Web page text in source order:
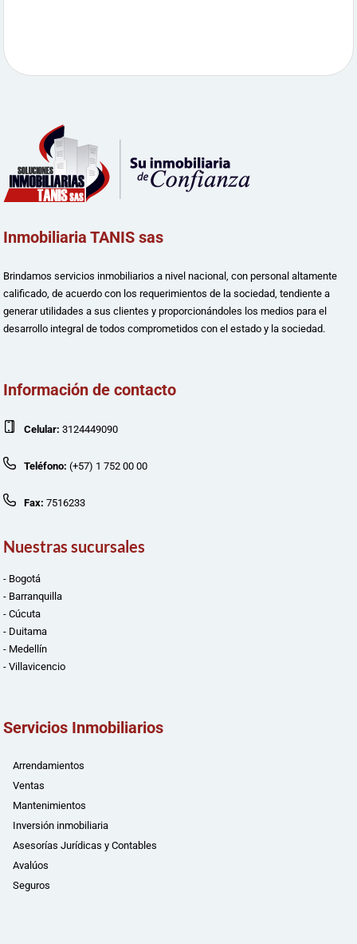
Inmobiliaria TANIS sas
Brindamos servicios inmobiliarios a nivel nacional, con personal altamente
calificado, de acuerdo con los requerimientos de la sociedad, tendiente a
generar utilidades a sus clientes y proporcionándoles los medios para el
desarrollo integral de todos comprometidos con el estado y la sociedad.
Información de contacto
Celular: 3124449090
Teléfono: (+57) 1 752 00 00
Fax: 7516233
Nuestras sucursales
- Bogotá
- Barranquilla
- Cúcuta
- Duitama
- Medellín
- Villavicencio
Servicios Inmobiliarios
Arrendamientos
Ventas
Mantenimientos
Inversión inmobiliaria
Asesorías Jurídicas y Contables
Avalúos
Seguros